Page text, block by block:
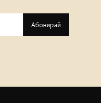
Абонирай